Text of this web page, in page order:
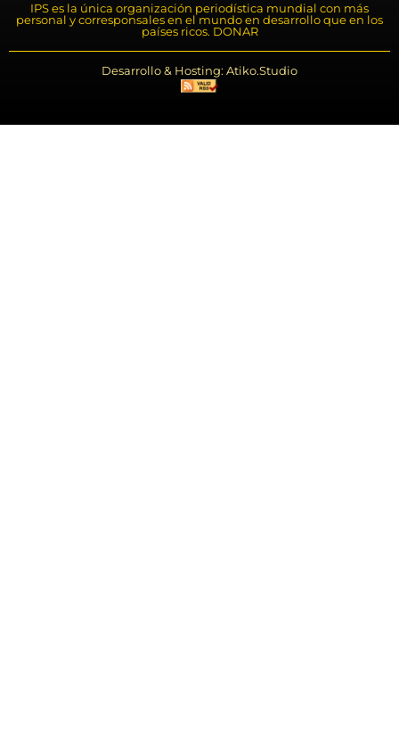
IPS es la única organización periodística mundial con más
personal y corresponsales en el mundo en desarrollo que en los
países ricos. DONAR
Desarrollo & Hosting: Atiko.Studio